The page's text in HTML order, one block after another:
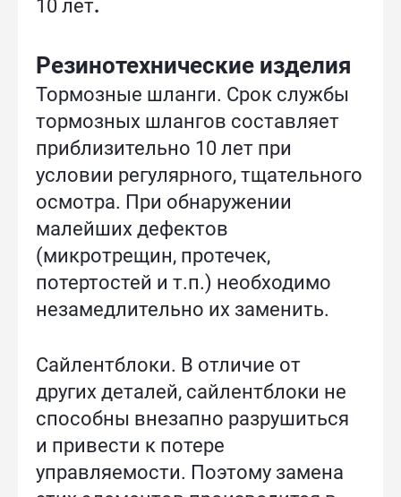
10 лет.
Резинотехнические изделия
Тормозные шланги. Срок службы
тормозных шлангов составляет
приблизительно 10 лет при
условии регулярного, тщательного
осмотра. При обнаружении
малейших дефектов
(микротрещин, протечек,
потертостей и т.п.) необходимо
незамедлительно их заменить.
Сайлентблоки. В отличие от
других деталей, сайлентблоки не
способны внезапно разрушиться
и привести к потере
управляемости. Поэтому замена